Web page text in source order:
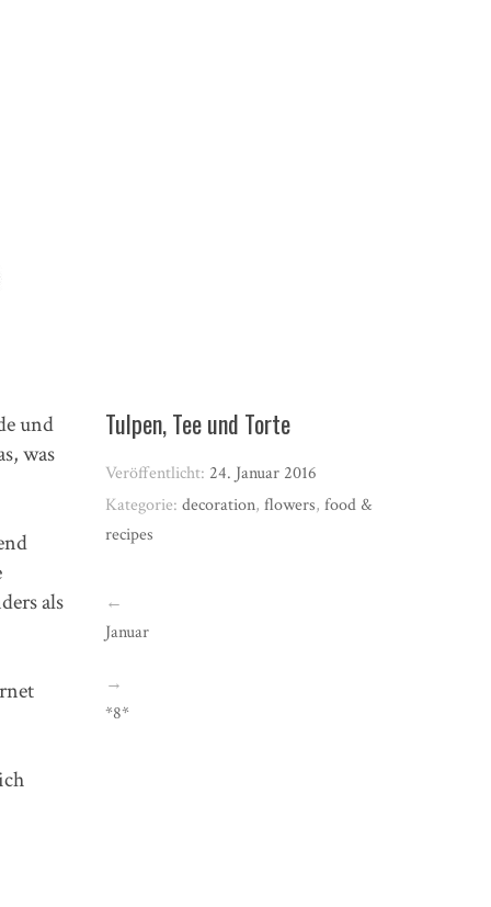
und
was
als
Tulpen, Tee und Torte
Veröffentlicht: 24. Januar 2016
Kategorie:decoration,flowers,food &
recipes
←
Januar
→
*8*